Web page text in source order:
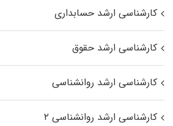
کارشناسی ارشد حسابداری
کارشناسی ارشد حقوق
کارشناسی ارشد روانشناسی
کارشناسی ارشد روانشناسی ۲